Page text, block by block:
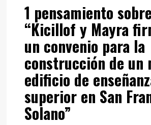
1 pensamiento sobre
“Kicillof y Mayra
un convenio para la
construcción de un
edificio de
superior en San
Solano”